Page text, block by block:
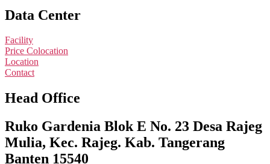
Data Center
Facility
Price Colocation
Location
Contact
Head Office
Ruko Gardenia Blok E No. 23 Desa Rajeg
Mulia, Kec. Rajeg. Kab. Tangerang
Banten 15540